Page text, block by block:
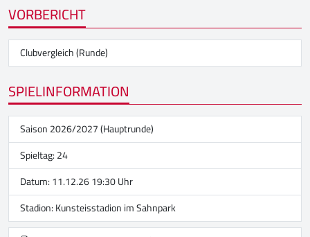
VORBERICHT
Clubvergleich (Runde)
SPIELINFORMATION
Saison 2026/2027 (Hauptrunde)
Spieltag: 24
Datum: 11.12.26 19:30 Uhr
Stadion:Kunsteisstadion im Sahnpark